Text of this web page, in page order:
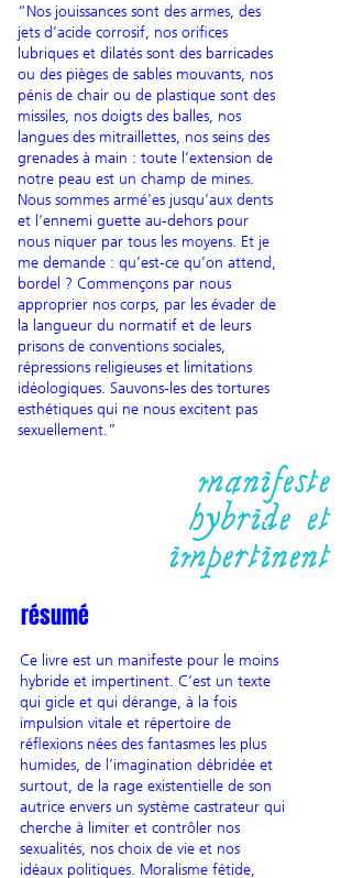
“Nos jouissances sont des armes, des
jets d’acide corrosif, nos orifices
lubriques et dilatés sont des barricades
ou des pièges de sables mouvants, nos
pénis de chair ou de plastique sont des
missiles, nos doigts des balles, nos
langues des mitraillettes, nos seins des
grenades à main : toute l’extension de
notre peau est un champ de mines.
Nous sommes armé'es jusqu’aux dents
et l’ennemi guette au-dehors pour
nous niquer par tous les moyens. Et je
me demande : qu’est-ce qu’on attend,
bordel ? Commençons par nous
approprier nos corps, par les évader de
la langueur du normatif et de leurs
prisons de conventions sociales,
répressions religieuses et limitations
idéologiques. Sauvons-les des tortures
esthétiques qui ne nous excitent pas
sexuellement.”
manifeste
hybride et
impertinent
résumé
Ce livre est un manifeste pour le moins
hybride et impertinent. C’est un texte
qui gicle et qui dérange, à la fois
impulsion vitale et répertoire de
réflexions nées des fantasmes les plus
humides, de l’imagination débridée et
surtout, de la rage existentielle de son
autrice envers un système castrateur qui
cherche à limiter et contrôler nos
sexualités, nos choix de vie et nos
idéaux politiques. Moralisme fétide,